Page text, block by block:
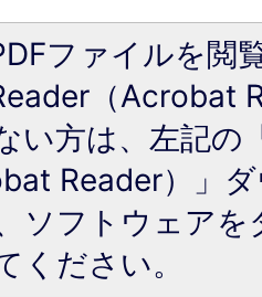
ファイルを閲
（Acrobat
い方は、左記の
Reader）」
ソフトウェア
ください。